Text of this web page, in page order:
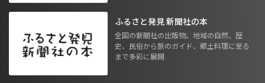
ふるさと発見 新聞社の本
全国の新聞社の出版物。地域の自然、歴
史、民俗から旅のガイド、郷土料理に至る
まで多彩に展開